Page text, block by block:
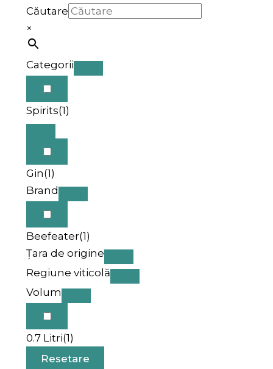
Căutare
×
Categorii
Spirits(1)
Gin(1)
Brand
Beefeater(1)
Țara de origine
Regiune viticolă
Volum
0.7 Litri(1)
Resetare